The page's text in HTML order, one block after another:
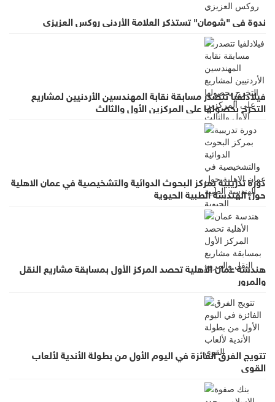
ندوة في "شومان" تستذكر العلامة الأردني روكس العزيزي
فيلادلفيا تتصدر مسابقة نقابة المهندسين الأردنيين لمشاريع
التخرج بحصولها على المركزين الأول والثالث
دورة تدريبية بمركز البحوث الدوائية والتشخيصية في عمان الاهلية
حول الهندسة الطبية الحيوية
هندسة عمان الأهلية تحصد المركز الأول بمسابقة مشاريع النقل
والمرور
تتويج الفرق الفائزة في اليوم الأول من بطولة الأندية لألعاب
القوى